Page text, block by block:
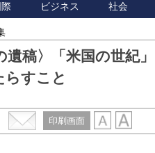
ビジネス 社会
遺稿〉「米国の世紀
らすこと
印刷画面